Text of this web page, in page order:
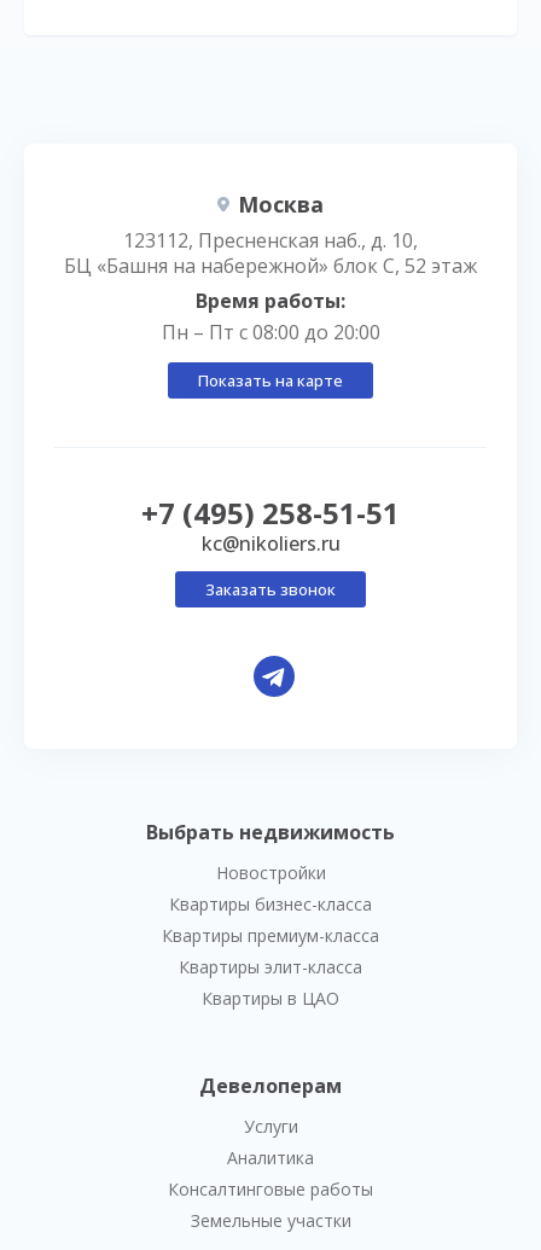
Выбрать недвижимость
Новостройки
Квартиры бизнес-класса
Квартиры премиум-класса
Квартиры элит-класса
Квартиры в ЦАО
Девелоперам
Услуги
Аналитика
Консалтинговые работы
Земельные участки
Москва
123112, Пресненская наб., д. 10,
БЦ «Башня на набережной» блок С, 52 этаж
Время работы:
Пн – Пт с 08:00 до 20:00
Показать на карте
+7 (495) 258-51-51
kc@nikoliers.ru
Заказать звонок